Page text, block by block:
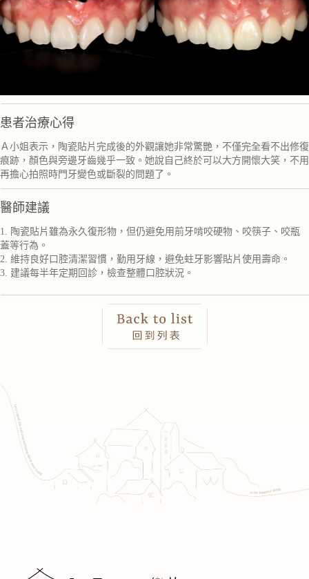
患者治療心得
Ａ小姐表示，陶瓷貼片完成後的外觀讓她非常驚艷，不僅完全看不出修復
痕跡，顏色與旁邊牙齒幾乎一致。她說自己終於可以大方開懷大笑，不用
再擔心拍照時門牙變色或斷裂的問題了。
醫師建議
1. 陶瓷貼片雖為永久復形物，但仍避免用前牙啃咬硬物、咬筷子、咬瓶
蓋等行為。
2. 維持良好口腔清潔習慣，勤用牙線，避免蛀牙影響貼片使用壽命。
3. 建議每半年定期回診，檢查整體口腔狀況。